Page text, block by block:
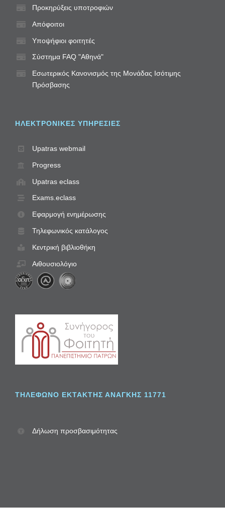
Προκηρύξεις υποτροφιών
Απόφοιτοι
Υποψήφιοι φοιτητές
Σύστημα FAQ "Αθηνά"
Εσωτερικός Κανονισμός της Μονάδας Ισότιμης
Πρόσβασης
ΗΛΕΚΤΡΟΝΙΚΈΣ ΥΠΗΡΕΣΊΕΣ
Upatras webmail
Progress
Upatras eclass
Exams.eclass
Εφαρμογή ενημέρωσης
Τηλεφωνικός κατάλογος
Κεντρική βιβλιοθήκη
Αιθουσιολόγιο
ΤΗΛΈΦΩΝΟ ΈΚΤΑΚΤΗΣ ΑΝΆΓΚΗΣ 11771
Δήλωση προσβασιμότητας